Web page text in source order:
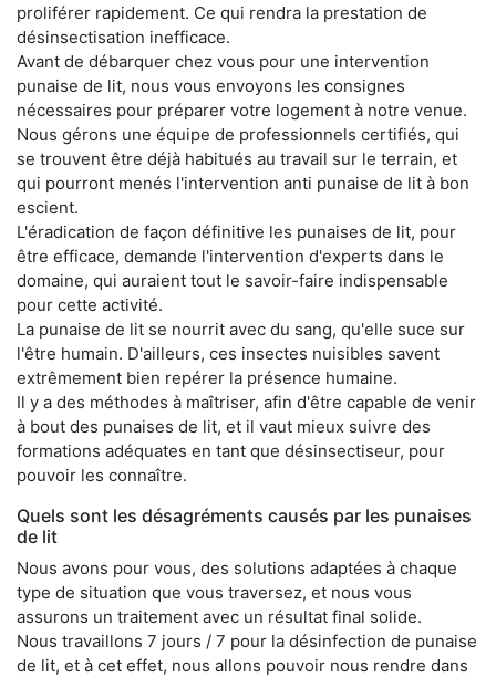
proliférer rapidement. Ce qui rendra la prestation de
désinsectisation inefficace.
Avant de débarquer chez vous pour une intervention
punaise de lit, nous vous envoyons les consignes
nécessaires pour préparer votre logement à notre venue.
Nous gérons une équipe de professionnels certifiés, qui
se trouvent être déjà habitués au travail sur le terrain, et
qui pourront menés l'intervention anti punaise de lit à bon
escient.
L'éradication de façon définitive les punaises de lit, pour
être efficace, demande l'intervention d'experts dans le
domaine, qui auraient tout le savoir-faire indispensable
pour cette activité.
La punaise de lit se nourrit avec du sang, qu'elle suce sur
l'être humain. D'ailleurs, ces insectes nuisibles savent
extrêmement bien repérer la présence humaine.
Il y a des méthodes à maîtriser, afin d'être capable de venir
à bout des punaises de lit, et il vaut mieux suivre des
formations adéquates en tant que désinsectiseur, pour
pouvoir les connaître.
Quels sont les désagréments causés par les punaises
de lit
Nous avons pour vous, des solutions adaptées à chaque
type de situation que vous traversez, et nous vous
assurons un traitement avec un résultat final solide.
Nous travaillons 7 jours / 7 pour la désinfection de punaise
de lit, et à cet effet, nous allons pouvoir nous rendre dans